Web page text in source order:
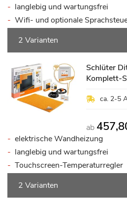
langlebig und wartungsfrei
Wifi- und optionale
2 Varianten
Schlüter
Komplett-
ca. 2-5
ab
elektrische Wandheizung
langlebig und wartungsfrei
Touchscreen-Temperaturregler
2 Varianten